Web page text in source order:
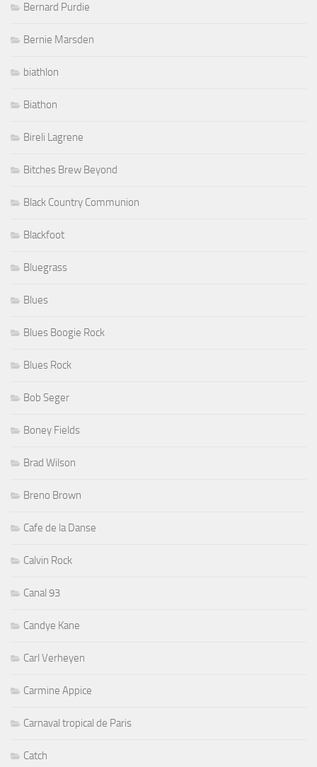
Bernard Purdie
Bernie Marsden
biathlon
Biathon
Bireli Lagrene
Bitches Brew Beyond
Black Country Communion
Blackfoot
Bluegrass
Blues
Blues Boogie Rock
Blues Rock
Bob Seger
Boney Fields
Brad Wilson
Breno Brown
Cafe de la Danse
Calvin Rock
Canal 93
Candye Kane
Carl Verheyen
Carmine Appice
Carnaval tropical de Paris
Catch